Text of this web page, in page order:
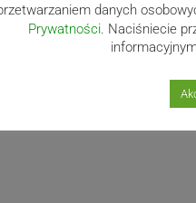
danych
Prywatności . Naciśniecie